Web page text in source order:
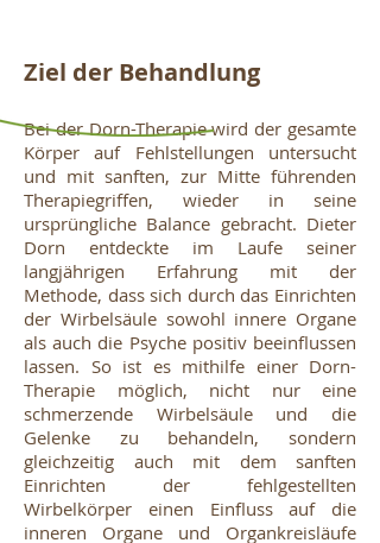
Ziel der Behandlung
Bei der Dorn-Therapie wird der gesamte
Körper auf Fehlstellungen untersucht
und mit sanften, zur Mitte führenden
Therapiegriffen, wieder in seine
ursprüngliche Balance gebracht. Dieter
Dorn entdeckte im Laufe seiner
langjährigen Erfahrung mit der
Methode, dass sich durch das Einrichten
der Wirbelsäule sowohl innere Organe
als auch die Psyche positiv beeinflussen
lassen. So ist es mithilfe einer Dorn-
Therapie möglich, nicht nur eine
schmerzende Wirbelsäule und die
Gelenke zu behandeln, sondern
gleichzeitig auch mit dem sanften
Einrichten der fehlgestellten
Wirbelkörper einen Einfluss auf die
inneren Organe und Organkreisläufe